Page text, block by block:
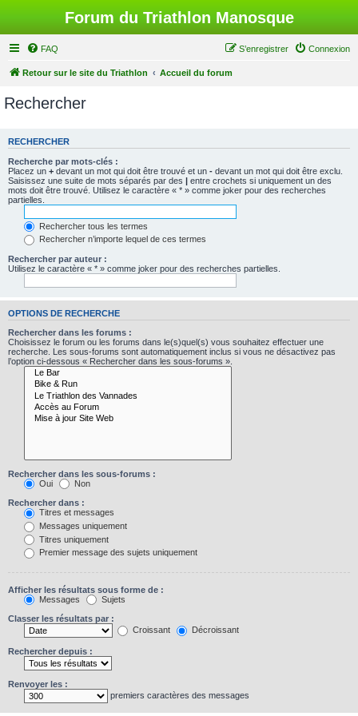
Forum du Triathlon Manosque
FAQ Connexion
S’enregistrer
Retour sur le site du Triathlon Accueil du forum
Rechercher
RECHERCHER
Recherche par mots-clés :
Placez un + devant un mot qui doit être trouvé et un - devant un mot qui doit être exclu.
Saisissez une suite de mots séparés par des | entre crochets si uniquement un des
mots doit être trouvé. Utilisez le caractère « * » comme joker pour des recherches
partielles.
Rechercher tous les termes
Rechercher n’importe lequel de ces termes
Rechercher par auteur :
Utilisez le caractère « * » comme joker pour des recherches partielles.
OPTIONS DE RECHERCHE
Rechercher dans les forums :
Choisissez le forum ou les forums dans le(s)quel(s) vous souhaitez effectuer une
recherche. Les sous-forums sont automatiquement inclus si vous ne désactivez pas
l’option ci-dessous « Rechercher dans les sous-forums ».
Rechercher dans les sous-forums :
Oui
Non
Rechercher dans :
Titres et messages
Messages uniquement
Titres uniquement
Premier message des sujets uniquement
Afficher les résultats sous forme de :
Messages
Sujets
Classer les résultats par :
Croissant
Décroissant
Rechercher depuis :
Renvoyer les :
premiers caractères des messages